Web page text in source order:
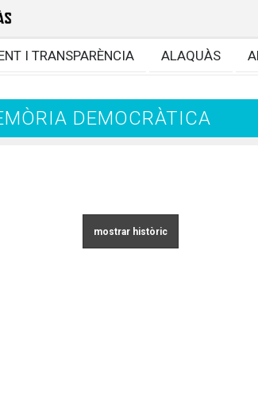
I TRANSPARÈNCIA ALAQUÀS
DEMOCRÀTICA